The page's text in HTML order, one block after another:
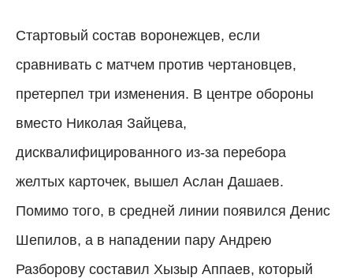
Стартовый состав воронежцев, если
сравнивать с матчем против чертановцев,
претерпел три изменения. В центре обороны
вместо Николая Зайцева,
дисквалифицированного из-за перебора
желтых карточек, вышел Аслан Дашаев.
Помимо того, в средней линии появился Денис
Шепилов, а в нападении пару Андрею
Разборову составил Хызыр Аппаев, который